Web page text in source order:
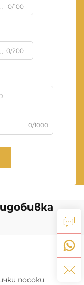
0/100
0/200
0/1000
посоки